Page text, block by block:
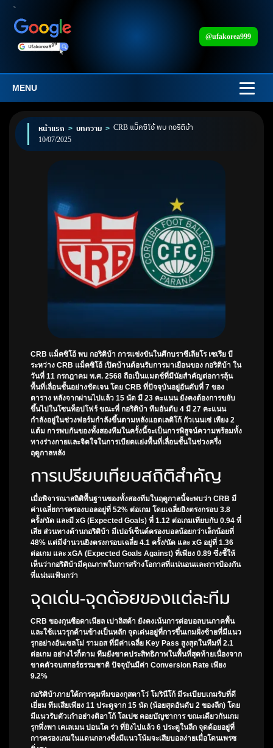
@ufakorea999
MENU
หน้าแรก > บทความ > CRB แม็คซิโอ้ พบ กอริติบ้า
10/07/2025
CRB แม็คซิโอ้ พบ กอริติบ้า การแข่งขันในศึกบราซีเลียโร เซเรีย บี
ระหว่าง CRB แม็คซิโอ้ เปิดบ้านต้อนรับการมาเยือนของ กอริติบ้า ใน
วันที่ 11 กรกฎาคม พ.ศ. 2568 ถือเป็นแมตช์ที่มีนัยสำคัญต่อการลุ้น
พื้นที่เลื่อนชั้นอย่างชัดเจน โดย CRB ที่ปัจจุบันอยู่อันดับที่ 7 ของ
ตาราง หลังจากผ่านไปแล้ว 15 นัด มี 23 คะแนน ยังคงต้องการขยับ
ขึ้นไปในโซนท็อปโฟร์ ขณะที่ กอริติบ้า ทีมอันดับ 4 มี 27 คะแนน
กำลังอยู่ในช่วงฟอร์มกำลังขึ้นตามหลังแอตเลติโก้ กัวเนนเซ่ เพียง 2
แต้ม การพบกันของทั้งสองทีมในครั้งนี้จะเป็นการพิสูจน์ความพร้อมทั้ง
ทางร่างกายและจิตใจในการเบียดแย่งพื้นที่เลื่อนชั้นในช่วงครึ่ง
ฤดูกาลหลัง
การเปรียบเทียบสถิติสำคัญ
เมื่อพิจารณาสถิติพื้นฐานของทั้งสองทีมในฤดูกาลนี้จะพบว่า CRB มี
ค่าเฉลี่ยการครองบอลอยู่ที่ 52% ต่อเกม โดยเฉลี่ยยิงตรงกรอบ 3.8
ครั้ง/นัด และมี xG (Expected Goals) ที่ 1.12 ต่อเกมเทียบกับ 0.94 ที่
เสีย ส่วนทางด้านกอริติบ้า มีเปอร์เซ็นต์ครองบอลน้อยกว่าเล็กน้อยที่
48% แต่มีจำนวนยิงตรงกรอบเฉลี่ย 4.1 ครั้ง/นัด และ xG อยู่ที่ 1.36
ต่อเกม และ xGA (Expected Goals Against) ที่เพียง 0.89 ซึ่งชี้ให้
เห็นว่ากอริติบ้ามีคุณภาพในการสร้างโอกาสที่แน่นอนและการป้องกัน
ที่แน่นแฟ้นกว่า
จุดเด่น-จุดด้อยของแต่ละทีม
CRB ของกุนซือดาเนียล เปาลิสต้า ยังคงเน้นการต่อบอลบนภาคพื้น
และใช้แนวรุกด้านข้างเป็นหลัก จุดเด่นอยู่ที่การขึ้นเกมฝั่งซ้ายที่มีแนว
รุกอย่างอันเซลโม่ รามอส ที่มีค่าเฉลี่ย Key Pass สูงสุดในทีมที่ 2.1
ต่อเกม อย่างไรก็ตาม ทีมยังขาดประสิทธิภาพในพื้นที่สุดท้ายเนื่องจาก
ขาดตัวจบสกอร์ธรรมชาติ ปัจจุบันมีค่า Conversion Rate เพียง
9.2%
กอริติบ้าภายใต้การคุมทีมของกุสตาโว่ โมรินีโก้ มีระเบียบเกมรับที่ดี
เยี่ยม ทีมเสียเพียง 11 ประตูจาก 15 นัด (น้อยสุดอันดับ 2 ของลีก) โดย
มีแนวรับตัวเก๋าอย่างติอาโก้ โลเปซ คอยบัญชาการ ขณะเดียวกันเกม
รุกพึ่งพา เคเลเมน ปอนโต ร่า ที่ยิงไปแล้ว 6 ประตูในลีก จุดด้อยอยู่ที่
การครองเกมในแดนกลางซึ่งมีแนวโน้มจะเสียบอลง่ายเมื่อโดนเพรซ